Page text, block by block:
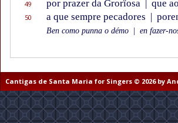
49 por prazer da Grorïosa que
50 a que sempre pecadores |
Ben como punna o démo en fazer-
Cantigas de Santa Maria for Singers © 2026 by